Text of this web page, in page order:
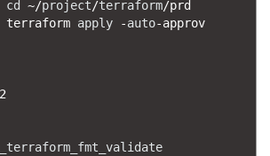
cd
~/project/terraform/prd
terraform apply -auto-approv
2